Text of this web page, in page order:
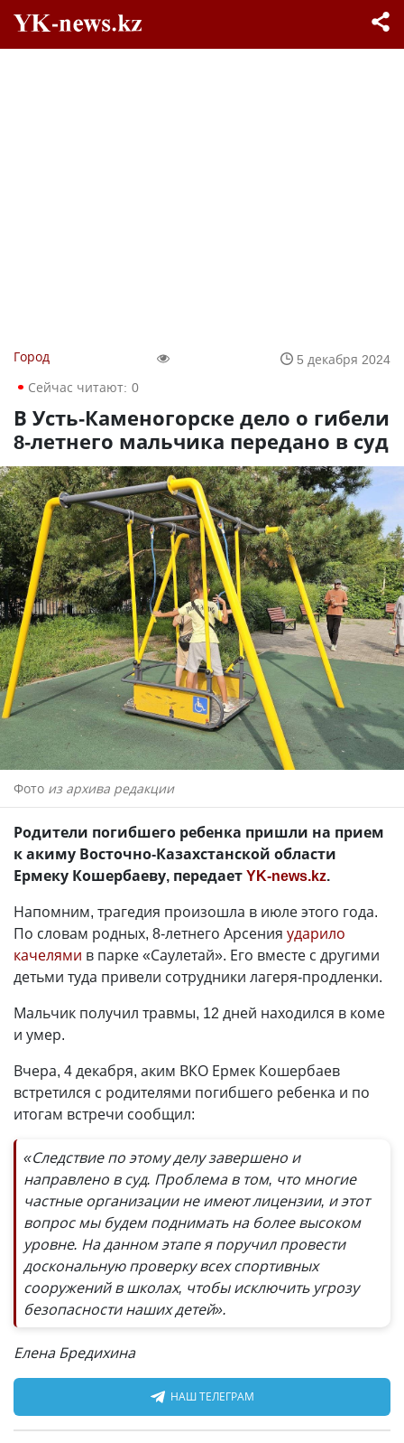
Город
5 декабря 2024
Сейчас читают: 0
В Усть-Каменогорске дело о гибели
8-летнего мальчика передано в суд
Фото из архива редакции
Родители погибшего ребенка пришли на прием
к акиму Восточно-Казахстанской области
Ермеку Кошербаеву, передаетYK-news.kz.
Напомним, трагедия произошла в июле этого года.
По словам родных, 8-летнего Арсения ударило
качелями в парке «Саулетай». Его вместе с другими
детьми туда привели сотрудники лагеря-продленки.
Мальчик получил травмы, 12 дней находился в коме
и умер.
Вчера, 4 декабря, аким ВКО Ермек Кошербаев
встретился с родителями погибшего ребенка и по
итогам встречи сообщил:
«Следствие по этому делу завершено и
направлено в суд. Проблема в том, что многие
частные организации не имеют лицензии, и этот
вопрос мы будем поднимать на более высоком
уровне. На данном этапе я поручил провести
доскональную проверку всех спортивных
сооружений в школах, чтобы исключить угрозу
безопасности наших детей».
Елена Бредихина
НАШ ТЕЛЕГРАМ